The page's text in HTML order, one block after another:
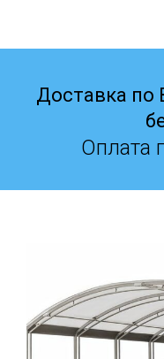
Доставка по
Оплата